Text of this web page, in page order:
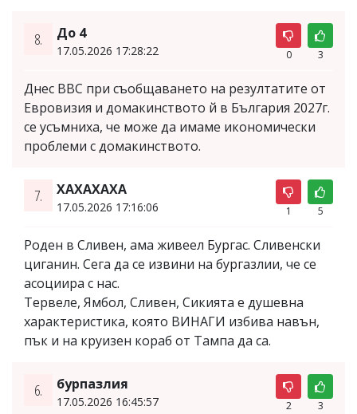
8. До 4
17.05.2026 17:28:22 0 3
Днес ВВС при съобщаването на резултатите от
Евровизия и домакинството й в България 2027г.
се усъмниха, че може да имаме икономически
проблеми с домакинството.
7. ХАХАХАХА
17.05.2026 17:16:06 1 5
Роден в Сливен, ама живеел Бургас. Сливенски
циганин. Сега да се извини на бургазлии, че се
асоциира с нас.
Тервеле, Ямбол, Сливен, Сикията е душевна
характеристика, която ВИНАГИ избива навън,
пък и на круизен кораб от Тампа да са.
6. бурпазлия
17.05.2026 16:45:57 2 3